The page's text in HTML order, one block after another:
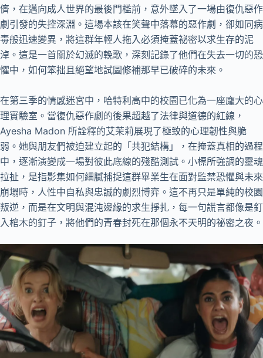
儕，在邁向成人世界的最後門檻前，意外墜入了一場由復仇惡作
劇引發的失控深淵。這場本該在笑聲中落幕的惡作劇，卻如同病
毒般迅速變異，將這群年輕人拖入必須掩蓋祕密以求生存的泥
淖。這是一首關於幻滅的輓歌，深刻記錄了他們在失去一切的恐
懼中，如何笨拙且絕望地試圖修補那早已破碎的未來。
在第三季的情感迷宮中，哈特利高中的校園已化為一座龐大的心
理實驗室。當復仇惡作劇的後果超越了法律與道德的紅線，
Ayesha Madon 所詮釋的艾茉莉展現了極致的心理韌性與脆
弱。她與朋友們被迫建立起的「共犯結構」，在掩蓋真相的過程
中，逐漸演變成一場對彼此底線的殘酷測試。小標所強調的靈魂
拉扯，是指影集如何細膩捕捉這群畢業生在面對監禁恐懼與未來
崩塌時，人性中自私與忠誠的劇烈博弈。這不再只是單純的校園
叛逆，而是在文明與混沌邊緣的求生掙扎，每一句謊言都像是釘
入棺木的釘子，將他們的青春封死在那個永不天明的祕密之夜。